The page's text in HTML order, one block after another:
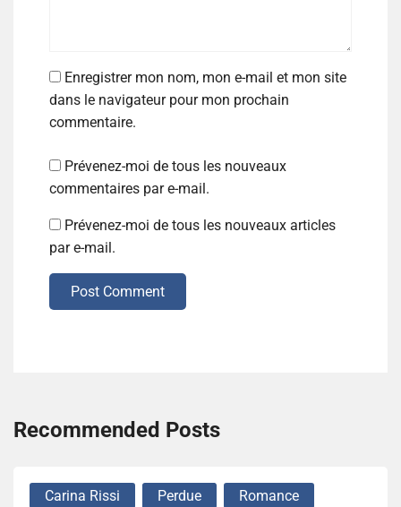
Enregistrer mon nom, mon e-mail et mon site
dans le navigateur pour mon prochain
commentaire.
Prévenez-moi de tous les nouveaux
commentaires par e-mail.
Prévenez-moi de tous les nouveaux articles
par e-mail.
Post Comment
Recommended Posts
Carina Rissi Perdue Romance